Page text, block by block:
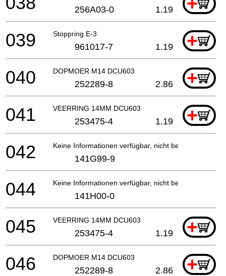
256A03-0 1.19
Stoppring E-3 +
039 961017-7 1.19
DOPMOER M14 DCU603 +
040 252289-8 2.86
VEERRING 14MM DCU603 +
041 253475-4 1.19
Keine Informationen verfügbar, nicht bestellbar
042 141G99-9
Keine Informationen verfügbar, nicht bestellbar
044 141H00-0
VEERRING 14MM DCU603 +
045 253475-4 1.19
DOPMOER M14 DCU603 +
046 252289-8 2.86